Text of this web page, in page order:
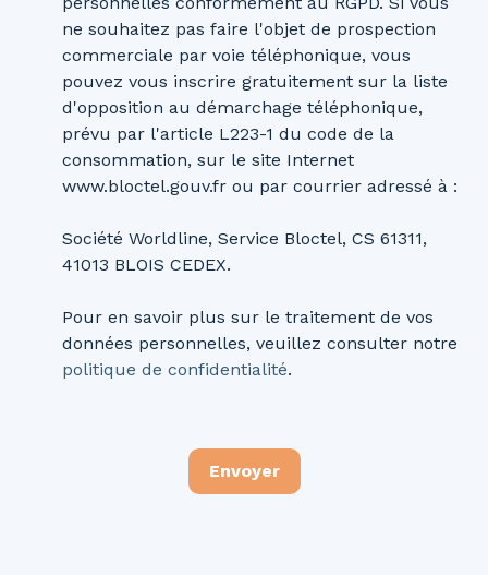
ne souhaitez pas faire l'objet de prospection
commerciale par voie téléphonique, vous
pouvez vous inscrire gratuitement sur la liste
d'opposition au démarchage téléphonique,
prévu par l'article L223-1 du code de la
consommation, sur le site Internet
www.bloctel.gouv.fr ou par courrier adressé à :
Société Worldline, Service Bloctel, CS 61311,
41013 BLOIS CEDEX.
Pour en savoir plus sur le traitement de vos
données personnelles, veuillez consulter notre
politique de confidentialité.
Envoyer